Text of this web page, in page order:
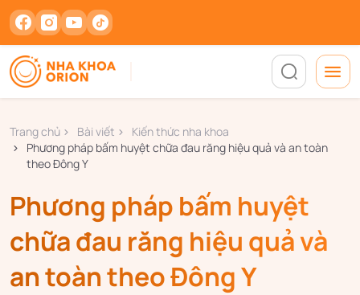
Trang chủ Bài viết
Kiến thức nha khoa
Phương pháp bấm huyệt chữa đau răng hiệu quả và an toàn
theo Đông Y
Phương pháp bấm huyệt
chữa đau răng hiệu quả và
an toàn theo Đông Y